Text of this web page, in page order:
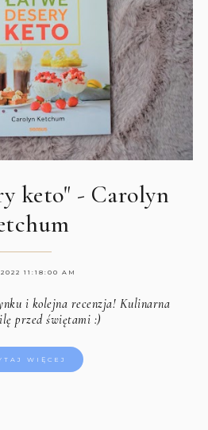
keto" - Carolyn
11:18:00 AM
i kolejna recenzja! Kulinarna
przed świętami :)
WIĘCEJ